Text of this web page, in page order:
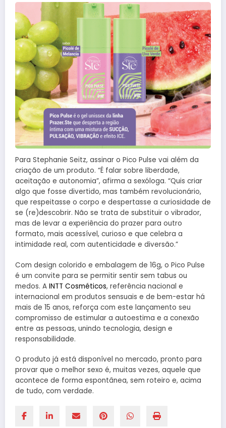
Para Stephanie Seitz, assinar o Pico Pulse vai além da
criação de um produto. “É falar sobre liberdade,
aceitação e autonomia”, afirma a sexóloga. “Quis criar
algo que fosse divertido, mas também revolucionário,
que respeitasse o corpo e despertasse a curiosidade de
se (re)descobrir. Não se trata de substituir o vibrador,
mas de levar a experiência do prazer para outro
formato, mais acessível, curioso e que celebra a
intimidade real, com autenticidade e diversão.”
Com design colorido e embalagem de 16g, o Pico Pulse
é um convite para se permitir sentir sem tabus ou
medos. A INTT Cosméticos, referência nacional e
internacional em produtos sensuais e de bem-estar há
mais de 15 anos, reforça com este lançamento seu
compromisso de estimular a autoestima e a conexão
entre as pessoas, unindo tecnologia, design e
responsabilidade.
O produto já está disponível no mercado, pronto para
provar que o melhor sexo é, muitas vezes, aquele que
acontece de forma espontânea, sem roteiro e, acima
de tudo, com verdade.